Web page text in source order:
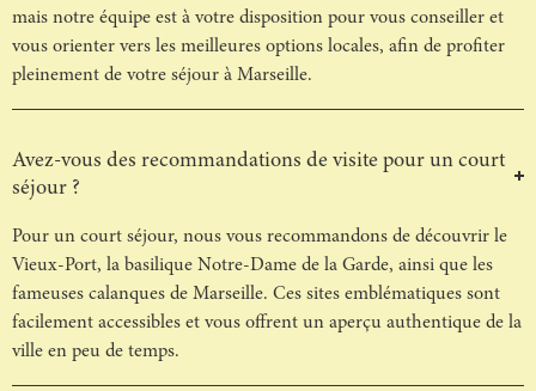
mais notre équipe est à votre disposition pour vous conseiller et
vous orienter vers les meilleures options locales, afin de profiter
pleinement de votre séjour à Marseille.
Avez-vous des recommandations de visite pour un court
séjour ?
Pour un court séjour, nous vous recommandons de découvrir le
Vieux-Port, la basilique Notre-Dame de la Garde, ainsi que les
fameuses calanques de Marseille. Ces sites emblématiques sont
facilement accessibles et vous offrent un aperçu authentique de la
ville en peu de temps.